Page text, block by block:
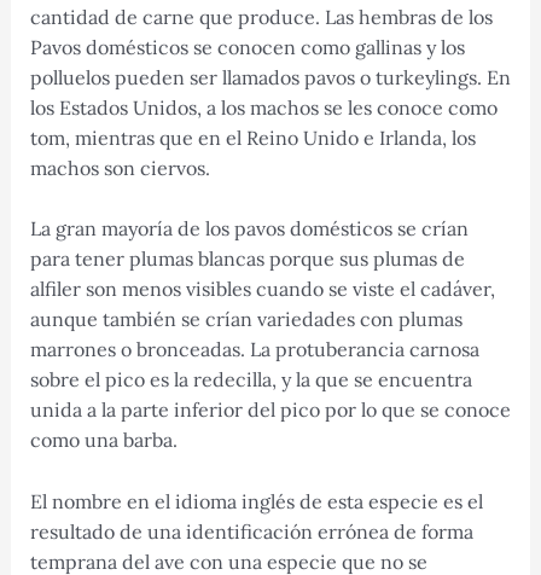
cantidad de carne que produce. Las hembras de los
Pavos domésticos se conocen como gallinas y los
polluelos pueden ser llamados pavos o turkeylings. En
los Estados Unidos, a los machos se les conoce como
tom, mientras que en el Reino Unido e Irlanda, los
machos son ciervos.
La gran mayoría de los pavos domésticos se crían
para tener plumas blancas porque sus plumas de
alfiler son menos visibles cuando se viste el cadáver,
aunque también se crían variedades con plumas
marrones o bronceadas. La protuberancia carnosa
sobre el pico es la redecilla, y la que se encuentra
unida a la parte inferior del pico por lo que se conoce
como una barba.
El nombre en el idioma inglés de esta especie es el
resultado de una identificación errónea de forma
temprana del ave con una especie que no se